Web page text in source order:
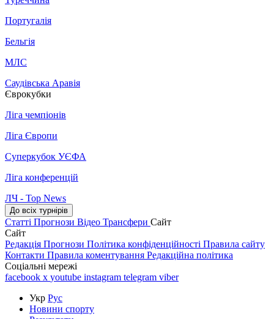
Португалія
Бельгія
МЛС
Саудівська Аравія
Єврокубки
Ліга чемпіонів
Ліга Європи
Суперкубок УЄФА
Ліга конференцій
ЛЧ - Top News
До всіх турнірів
Статті Прогнози Відео Трансфери Сайт
Сайт
Редакція Прогнози Політика конфіденційності Правила сайту
Контакти Правила коментування Редакційна політика
Соціальні мережі
facebook x youtube instagram telegram viber
Укр Рус
Новини спорту